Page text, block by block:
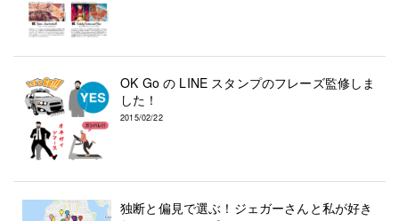
OK Go の LINE スタンプのフレーズ監修しま
した！
2015/02/22
独断と偏見で選ぶ！ジェガーさんと私が好き